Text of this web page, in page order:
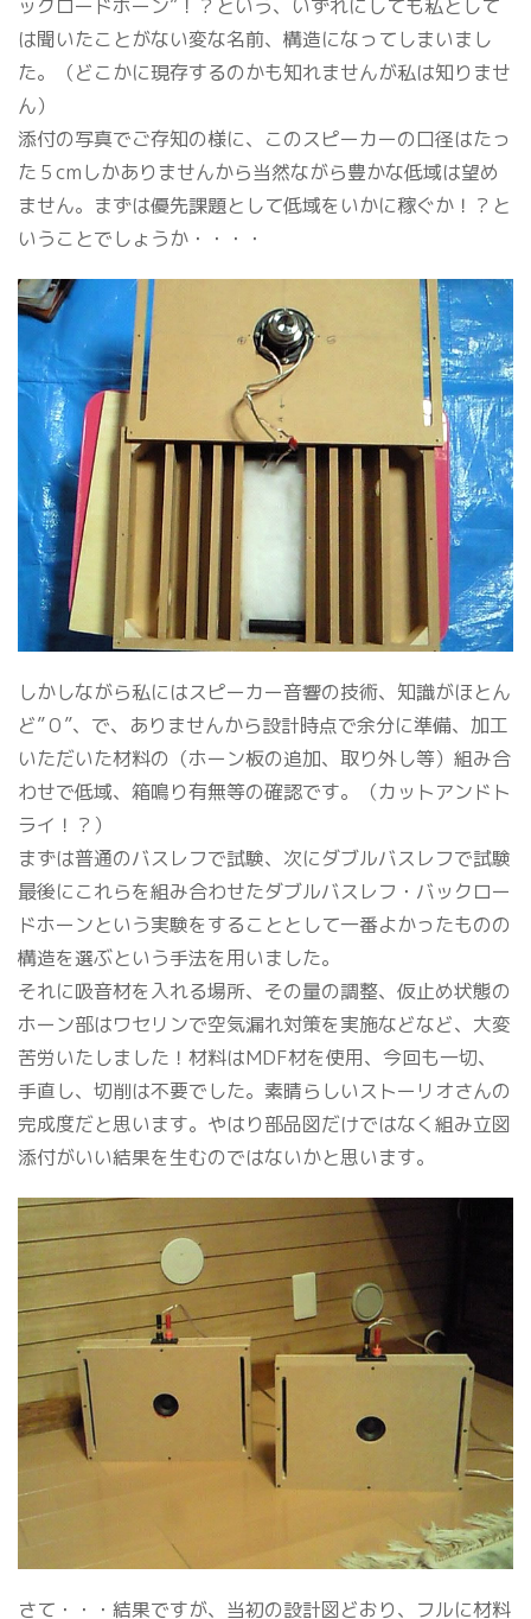
ックロードホーン”！？という、いずれにしても私として
は聞いたことがない変な名前、構造になってしまいまし
た。（どこかに現存するのかも知れませんが私は知りませ
ん）
添付の写真でご存知の様に、このスピーカーの口径はたっ
た５cmしかありませんから当然ながら豊かな低域は望め
ません。まずは優先課題として低域をいかに稼ぐか！？と
いうことでしょうか・・・・
しかしながら私にはスピーカー音響の技術、知識がほとん
ど”０”、で、ありませんから設計時点で余分に準備、加工
いただいた材料の（ホーン板の追加、取り外し等）組み合
わせで低域、箱鳴り有無等の確認です。（カットアンドト
ライ！？）
まずは普通のバスレフで試験、次にダブルバスレフで試験
最後にこれらを組み合わせたダブルバスレフ・バックロー
ドホーンという実験をすることとして一番よかったものの
構造を選ぶという手法を用いました。
それに吸音材を入れる場所、その量の調整、仮止め状態の
ホーン部はワセリンで空気漏れ対策を実施などなど、大変
苦労いたしました！材料はMDF材を使用、今回も一切、
手直し、切削は不要でした。素晴らしいストーリオさんの
完成度だと思います。やはり部品図だけではなく組み立図
添付がいい結果を生むのではないかと思います。
さて・・・結果ですが、当初の設計図どおり、フルに材料